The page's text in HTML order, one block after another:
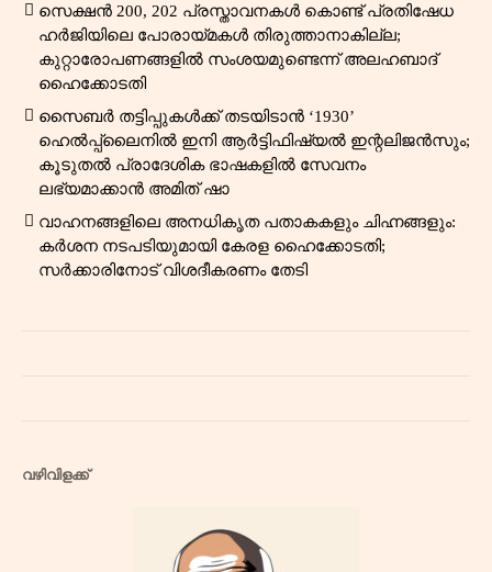
സെക്ഷൻ 200, 202 പ്രസ്താവനകൾ കൊണ്ട് പ്രതിഷേധ
ഹർജിയിലെ പോരായ്മകൾ തിരുത്താനാകില്ല;
കുറ്റാരോപണങ്ങളിൽ സംശയമുണ്ടെന്ന് അലഹബാദ്
ഹൈക്കോടതി
സൈബർ തട്ടിപ്പുകൾക്ക് തടയിടാൻ ‘1930’
ഹെൽപ്പ്‌ലൈനിൽ ഇനി ആർട്ടിഫിഷ്യൽ ഇന്റലിജൻസും;
കൂടുതൽ പ്രാദേശിക ഭാഷകളിൽ സേവനം
ലഭ്യമാക്കാൻ അമിത് ഷാ
വാഹനങ്ങളിലെ അനധികൃത പതാകകളും ചിഹ്നങ്ങളും:
കർശന നടപടിയുമായി കേരള ഹൈക്കോടതി;
സർക്കാരിനോട് വിശദീകരണം തേടി
വഴിവിളക്ക്